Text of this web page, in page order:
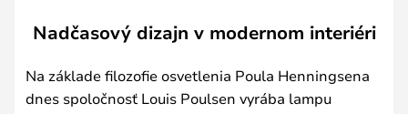
Nadčasový dizajn v modernom interiéri
Na základe filozofie osvetlenia Poula Henningsena
dnes spoločnosť Louis Poulsen vyrába lampu